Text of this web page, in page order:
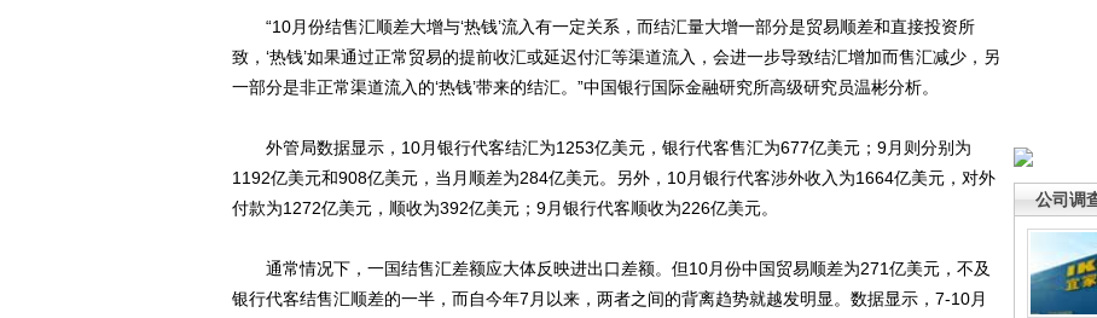
公司调
“10月份结售汇顺差大增与‘热钱’流入有一定关系，而结汇量大增一部分是贸易顺差和直接投资所
致，‘热钱’如果通过正常贸易的提前收汇或延迟付汇等渠道流入，会进一步导致结汇增加而售汇减少，另
一部分是非正常渠道流入的‘热钱’带来的结汇。”中国银行国际金融研究所高级研究员温彬分析。
外管局数据显示，10月银行代客结汇为1253亿美元，银行代客售汇为677亿美元；9月则分别为
1192亿美元和908亿美元，当月顺差为284亿美元。另外，10月银行代客涉外收入为1664亿美元，对外
付款为1272亿美元，顺收为392亿美元；9月银行代客顺收为226亿美元。
通常情况下，一国结售汇差额应大体反映进出口差额。但10月份中国贸易顺差为271亿美元，不及
银行代客结售汇顺差的一半，而自今年7月以来，两者之间的背离趋势就越发明显。数据显示，7-10月